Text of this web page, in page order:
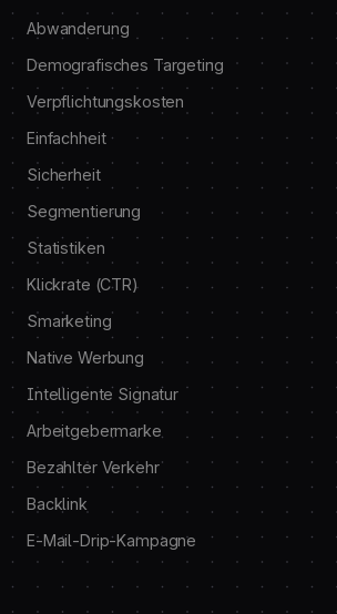
Abwanderung
Demografisches Targeting
Verpflichtungskosten
Einfachheit
Sicherheit
Segmentierung
Statistiken
Klickrate (CTR)
Smarketing
Native Werbung
Intelligente Signatur
Arbeitgebermarke
Bezahlter Verkehr
Backlink
E-Mail-Drip-Kampagne